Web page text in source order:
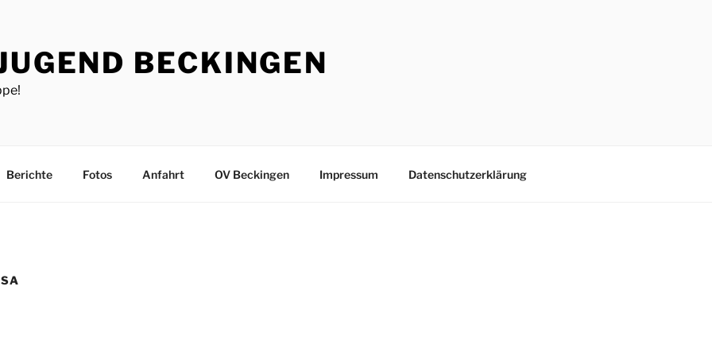
BECKINGEN
Berichte Fotos Anfahrt OV Beckingen Impressum Datenschutzerklärung